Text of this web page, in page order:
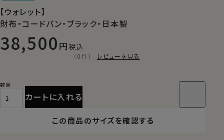
【ウォレット】
財布・コードバン・ブラック・日本製
38,500 税込
（0件） レビューを見る
カートに入れる
この商品のサイズを確認する